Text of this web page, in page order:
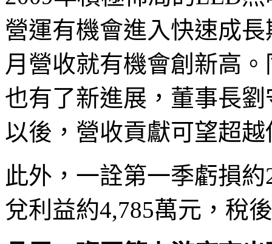
營運有機會進入快速成
月營收就有機會創新高
也有了新進展，董事長
以後，營收貢獻可望超
此外，一詮第一季虧損
兌利益約4,785萬元，稅